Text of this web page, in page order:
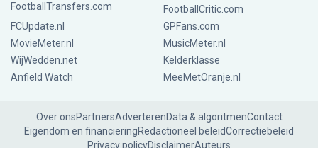
FootballTransfers.com
FootballCritic.com
FCUpdate.nl
GPFans.com
MovieMeter.nl
MusicMeter.nl
WijWedden.net
Kelderklasse
Anfield Watch
MeeMetOranje.nl
Over onsPartnersAdverterenData & algoritmenContact
Eigendom en financieringRedactioneel beleidCorrectiebeleid
Privacy policyDisclaimerAuteurs